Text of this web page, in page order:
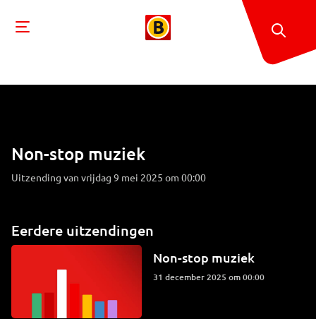
Non-stop muziek
Uitzending van vrijdag 9 mei 2025 om 00:00
Eerdere uitzendingen
Non-stop muziek
31 december 2025 om 00:00